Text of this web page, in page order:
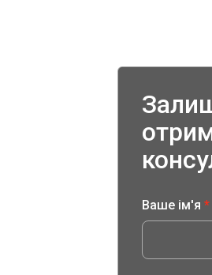
Ваше ім'я *